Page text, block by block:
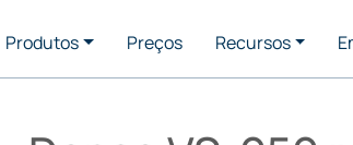
Produtos Preços Recursos